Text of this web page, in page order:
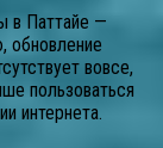
в Паттайе —
обновление
вовсе,
пользоваться
интернета.